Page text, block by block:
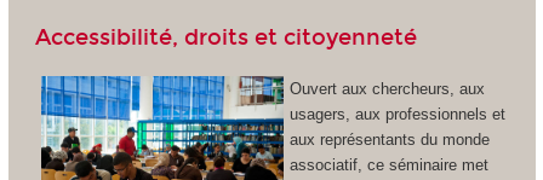
Accessibilité, droits et citoyenneté
Ouvert aux chercheurs, aux
usagers, aux professionnels et
aux représentants du monde
associatif, ce séminaire met